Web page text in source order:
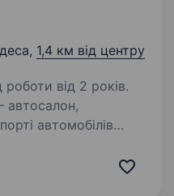
1,4 км від центру
роботи від 2 років.
автомобілів
SMM-